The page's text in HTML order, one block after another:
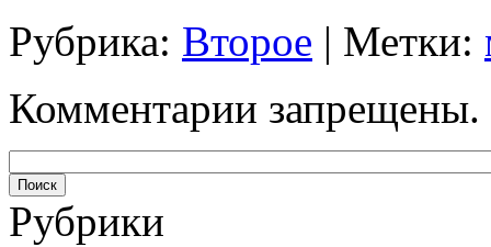
Рубрика: Второе | Метки:
Комментарии запрещены.
Рубрики